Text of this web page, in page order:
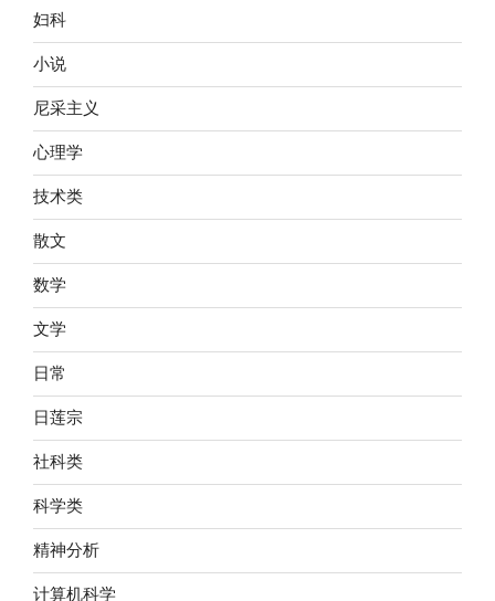
妇科
小说
尼采主义
心理学
技术类
散文
数学
文学
日常
日莲宗
社科类
科学类
精神分析
计算机科学